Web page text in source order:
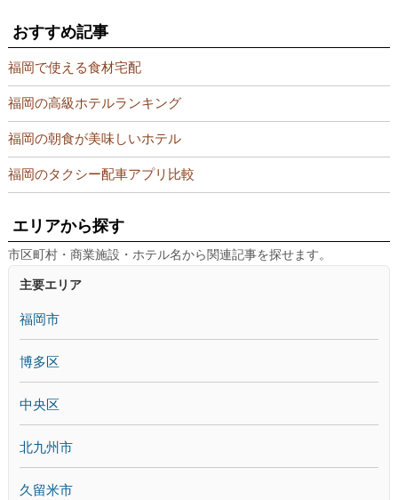
おすすめ記事
福岡で使える食材宅配
福岡の高級ホテルランキング
福岡の朝食が美味しいホテル
福岡のタクシー配車アプリ比較
エリアから探す
市区町村・商業施設・ホテル名から関連記事を探せます。
主要エリア
福岡市
博多区
中央区
北九州市
久留米市